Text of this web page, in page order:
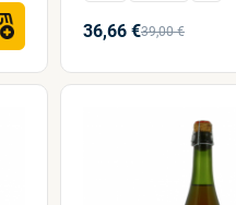
36,66 €39,00 €